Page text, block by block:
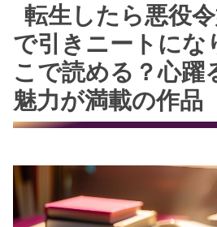
転生したら悪役
で引きニートにな
こで読める？心躍
魅力が満載の作品